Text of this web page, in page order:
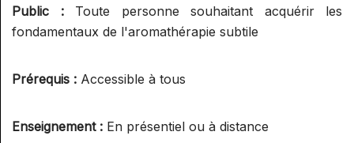
Public : Toute personne souhaitant acquérir les
fondamentaux de l'aromathérapie subtile
Prérequis : Accessible à tous
Enseignement : En présentiel ou à distance